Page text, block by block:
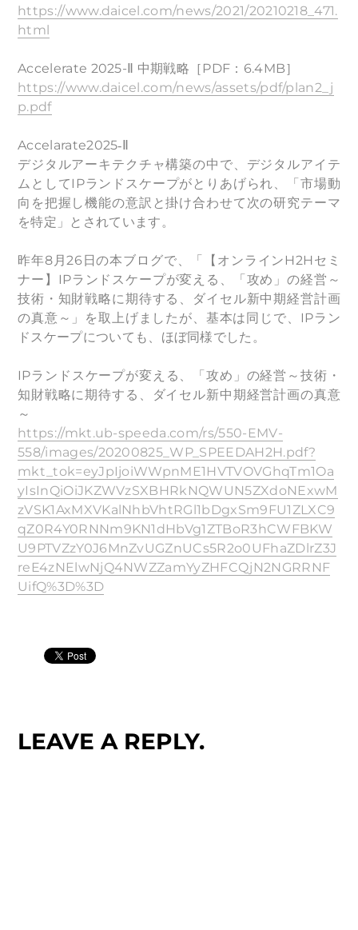
https://www.daicel.com/news/2021/20210218_471.
html
Accelerate 2025-Ⅱ 中期戦略［PDF：6.4MB］
https://www.daicel.com/news/assets/pdf/plan2_j
p.pdf
Accelarate2025‐Ⅱ
デジタルアーキテクチャ構築の中で、デジタルアイテ
ムとしてIPランドスケープがとりあげられ、「市場動
向を把握し機能の意訳と掛け合わせて次の研究テーマ
を特定」とされています。
昨年8月26日の本ブログで、「【オンラインH2Hセミ
ナー】IPランドスケープが変える、「攻め」の経営～
技術・知財戦略に期待する、ダイセル新中期経営計画
の真意～」を取上げましたが、基本は同じで、IPラン
ドスケープについても、ほぼ同様でした。
IPランドスケープが変える、「攻め」の経営～技術・
知財戦略に期待する、ダイセル新中期経営計画の真意
～
https://mkt.ub-speeda.com/rs/550-EMV-
558/images/20200825_WP_SPEEDAH2H.pdf?
mkt_tok=eyJpIjoiWWpnME1HVTVOVGhqTm1Oa
yIsInQiOiJKZWVzSXBHRkNQWUN5ZXdoNExwM
zVSK1AxMXVKalNhbVhtRGl1bDgxSm9FU1ZLXC9
qZ0R4Y0RNNm9KN1dHbVg1ZTBoR3hCWFBKW
U9PTVZzY0J6MnZvUGZnUCs5R2o0UFhaZDlrZ3J
reE4zNElwNjQ4NWZZamYyZHFCQjN2NGRRNF
UifQ%3D%3D
LEAVE A REPLY.